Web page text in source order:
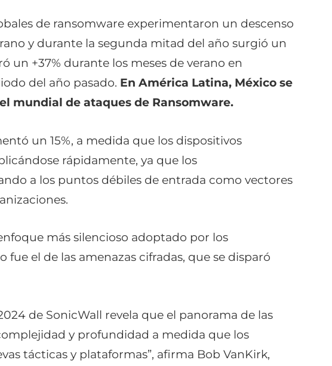
de ransomware experimentaron un descenso
y durante la segunda mitad del año surgió un
un +37% durante los meses de verano en
del año pasado. En América Latina, México se
mundial de ataques de Ransomware.
un 15%, a medida que los dispositivos
rápidamente, ya que los
a los puntos débiles de entrada como vectores
más silencioso adoptado por los
el de las amenazas cifradas, que se disparó
de SonicWall revela que el panorama de las
y profundidad a medida que los
tácticas y plataformas”, afirma Bob VanKirk,